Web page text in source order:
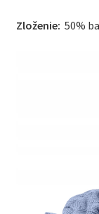
Zloženie: 50%